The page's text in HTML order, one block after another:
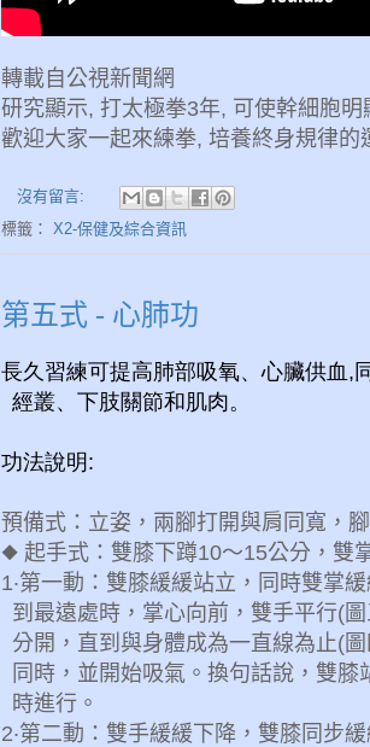
轉載自公視新聞網
研究顯示, 打太極拳3年, 可使幹細胞明
歡迎大家一起來練拳, 培養終身規律的
沒有留言:
標籤： X2-保健及綜合資訊
第五式 - 心肺功
長久習練可提高肺部吸氧、心臟供血,
經叢、下肢關節和肌肉。
功法說明:
預備式：立姿， 兩腳打開與肩同寬，
◆ 起手式：雙膝下蹲10～15公分 ，雙
1‧第一動：雙膝緩緩站立，同時雙掌
到最遠處時，掌心向前，雙手平行(圖
分開，直到與身體成為一直線為止(圖
同時，並開始吸氣。換句話說，雙
時進行。
2‧第二動：雙手緩緩下降，雙膝同步